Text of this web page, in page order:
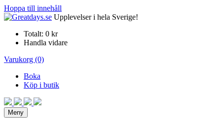
Hoppa till innehåll
Upplevelser i hela Sverige!
Totalt: 0 kr
Handla vidare
Varukorg (0)
Boka
Köp i butik
Meny